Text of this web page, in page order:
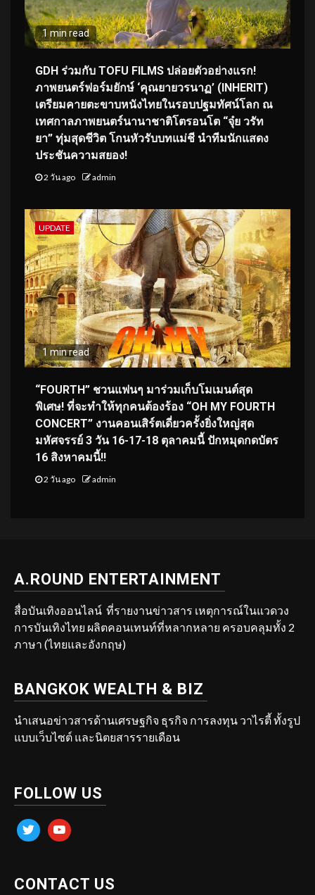
1 min read
GDH ร่วมกับ TOFU FILMS ปล่อยตัวอย่างแรก!
ภาพยนตร์ฟอร์มยักษ์ ‘คุณยายวรนาฏ’ (INHERIT)
เตรียมคายตะขาบหนังไทยในรอบปฐมทัศน์โลก ณ
เทศกาลภาพยนตร์นานาชาติโตรอนโต “จุ๋ย วรัท
ยา” ทุ่มสุดชีวิต โกนหัวรับบทแม่ชี นำทีมนักแสดง
ประชันความสยอง!
2 วัน ago admin
UPDATE
1 min read
“FOURTH” ชวนแฟนๆ มาร่วมเก็บโมเมนต์สุด
พิเศษ! ที่จะทำให้ทุกคนต้องร้อง “OH MY FOURTH
CONCERT” งานคอนเสิร์ตเดี่ยวครั้งยิ่งใหญ่สุด
มหัศจรรย์ 3 วัน 16-17-18 ตุลาคมนี้ ปักหมุดกดบัตร
16 สิงหาคมนี้!!
2 วัน ago admin
A.ROUND ENTERTAINMENT
สื่อบันเทิงออนไลน์ ที่รายงานข่าวสาร เหตุการณ์ในแวดวง
การบันเทิงไทย ผลิตคอนเทนท์ที่หลากหลาย ครอบคลุมทั้ง 2
ภาษา (ไทยและอังกฤษ)
BANGKOK WEALTH & BIZ
นำเสนอข่าวสารด้านเศรษฐกิจ ธุรกิจ การลงทุน วาไรตี้ ทั้งรูป
แบบเว็บไซต์ และนิตยสารรายเดือน
FOLLOW US
twitter youtube
CONTACT US